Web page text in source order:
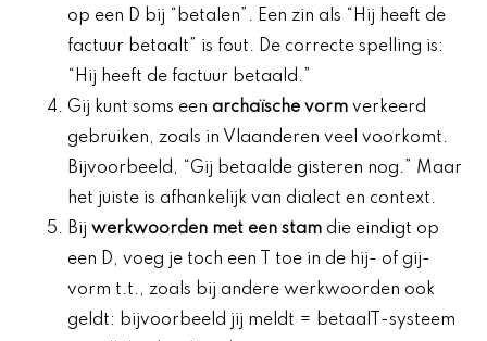
op een D bij “betalen”. Een zin als “Hij heeft de
factuur betaalt” is fout. De correcte spelling is:
“Hij heeft de factuur betaald.”
Gij kunt soms een archaïsche vorm verkeerd
gebruiken, zoals in Vlaanderen veel voorkomt.
Bijvoorbeeld, “Gij betaalde gisteren nog.” Maar
het juiste is afhankelijk van dialect en context.
Bij werkwoorden met een stam die eindigt op
een D, voeg je toch een T toe in de hij- of gij-
vorm t.t., zoals bij andere werkwoorden ook
geldt: bijvoorbeeld jij meldt = betaalT-systeem